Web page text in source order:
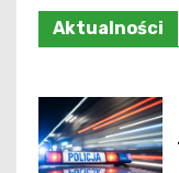
Aktualności